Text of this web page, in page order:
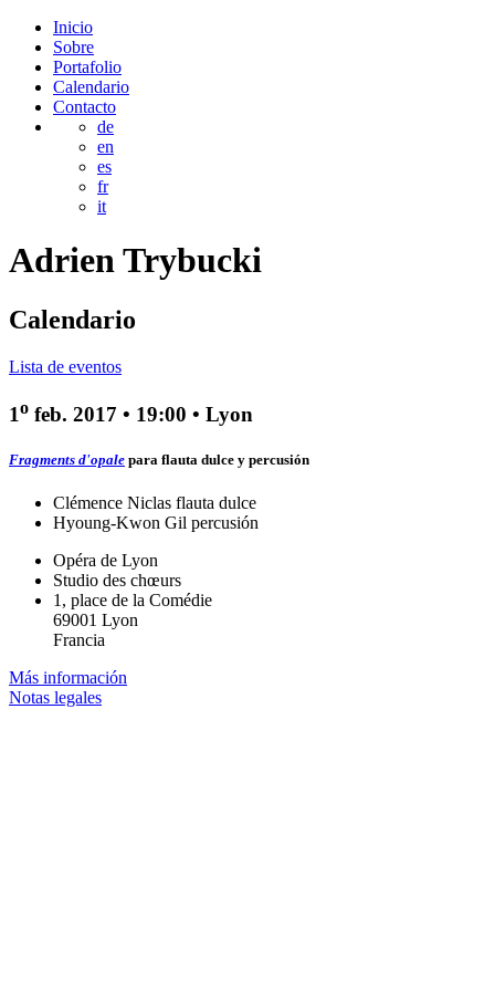
Inicio
Sobre
Portafolio
Calendario
Contacto
de
en
es
fr
it
AdrienTrybucki
Calendario
Lista de eventos
1o feb. 2017 • 19:00 • Lyon
Fragments d'opale para flauta dulce y percusión
Clémence Niclas flauta dulce
Hyoung-Kwon Gil percusión
Opéra de Lyon
Studio des chœurs
1, place de la Comédie
69001 Lyon
Francia
Más información
Notas legales